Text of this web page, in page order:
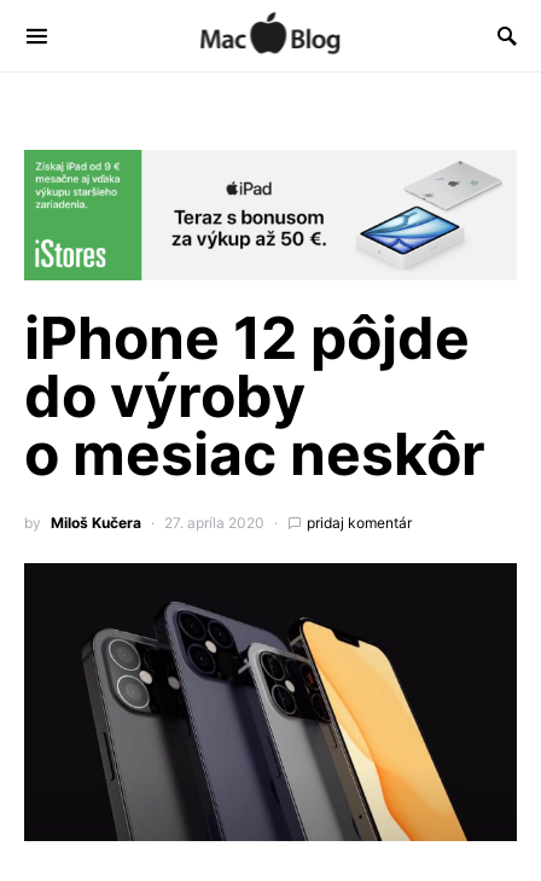
iPhone 12 pôjde
do výroby
o mesiac neskôr
by Miloš Kučera 27. apríla 2020 pridaj komentár